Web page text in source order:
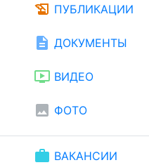
history_edu ПУБЛИКАЦИИ
description ДОКУМЕНТЫ
ondemand_video ВИДЕО
image ФОТО
work ВАКАНСИИ